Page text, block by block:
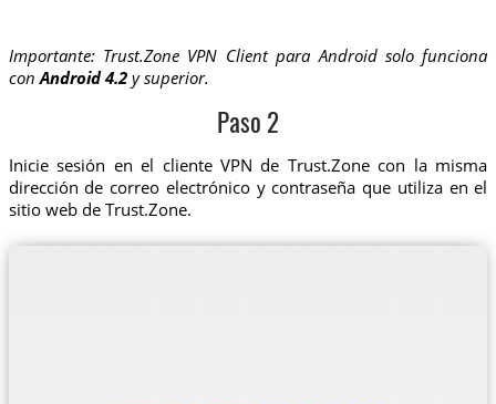
Importante: Trust.Zone VPN Client para Android solo funciona
conAndroid 4.2y superior.
Paso 2
Inicie sesión en el cliente VPN de Trust.Zone con la misma
dirección de correo electrónico y contraseña que utiliza en el
sitio web de Trust.Zone.